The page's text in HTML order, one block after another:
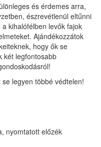
és érdemes arra,
észrevétlenül eltűnni
kihalófélben levők fajok
Ajándékozzátok
hogy ők se
két legfontosabb
legyen többé védtelen!
nyomtatott előzék